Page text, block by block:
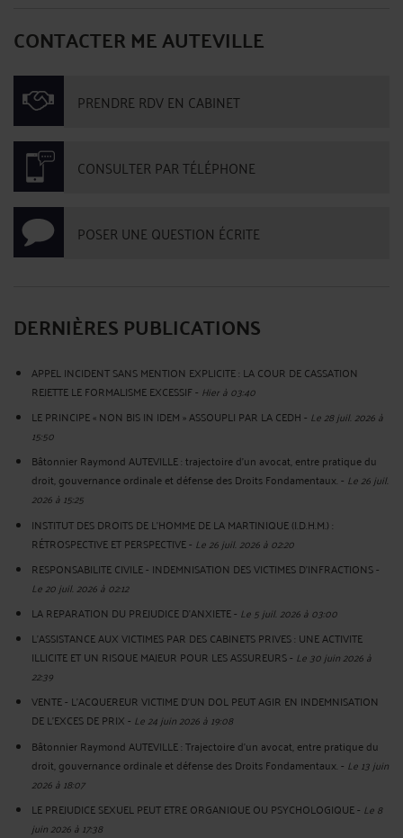
CONTACTER ME AUTEVILLE
PRENDRE RDV EN CABINET
CONSULTER PAR TÉLÉPHONE
POSER UNE QUESTION ÉCRITE
DERNIÈRES PUBLICATIONS
APPEL INCIDENT SANS MENTION EXPLICITE : LA COUR DE CASSATION
REJETTE LE FORMALISME EXCESSIF- Hier à 03:40
LE PRINCIPE « NON BIS IN IDEM » ASSOUPLI PAR LA CEDH- Le 28 juil. 2026 à
15:50
Bâtonnier Raymond AUTEVILLE : trajectoire d’un avocat, entre pratique du
droit, gouvernance ordinale et défense des Droits Fondamentaux.- Le 26 juil.
2026 à 15:25
INSTITUT DES DROITS DE L'HOMME DE LA MARTINIQUE (I.D.H.M.) :
RÉTROSPECTIVE ET PERSPECTIVE- Le 26 juil. 2026 à 02:20
RESPONSABILITE CIVILE - INDEMNISATION DES VICTIMES D'INFRACTIONS-
Le 20 juil. 2026 à 02:12
LA REPARATION DU PREJUDICE D’ANXIETE- Le 5 juil. 2026 à 03:00
L'ASSISTANCE AUX VICTIMES PAR DES CABINETS PRIVES : UNE ACTIVITE
ILLICITE ET UN RISQUE MAJEUR POUR LES ASSUREURS- Le 30 juin 2026 à
22:39
VENTE - L'ACQUEREUR VICTIME D'UN DOL PEUT AGIR EN INDEMNISATION
DE L'EXCES DE PRIX- Le 24 juin 2026 à 19:08
Bâtonnier Raymond AUTEVILLE : Trajectoire d’un avocat, entre pratique du
droit, gouvernance ordinale et défense des Droits Fondamentaux.- Le 13 juin
2026 à 18:07
LE PREJUDICE SEXUEL PEUT ETRE ORGANIQUE OU PSYCHOLOGIQUE- Le 8
juin 2026 à 17:38